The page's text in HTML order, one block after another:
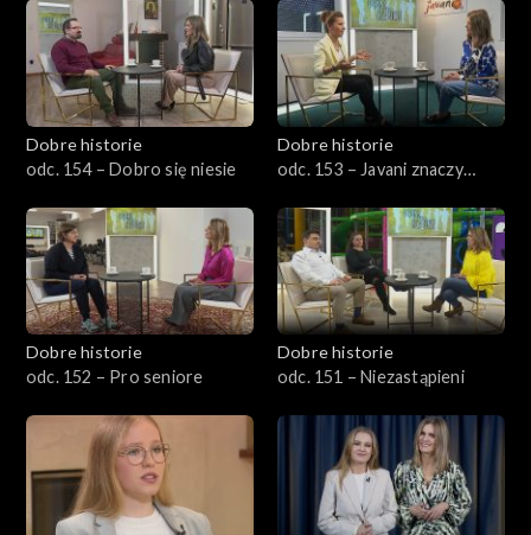
Dobre historie
odc. 154 – Dobro się niesie
Dobre historie
odc. 153 – Javani znaczy
Dobre historie
odc. 152 – Pro seniore
Dobre historie
odc. 151 – Niezastąpieni